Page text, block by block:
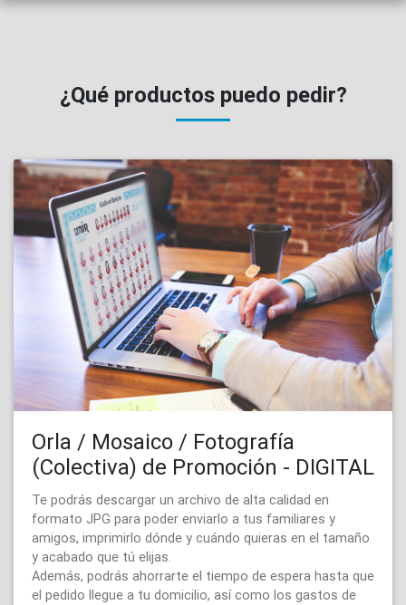
¿Qué productos puedo pedir?
Orla / Mosaico / Fotografía
(Colectiva) de Promoción - DIGITAL
Te podrás descargar un archivo de alta calidad en
formato JPG para poder enviarlo a tus familiares y
amigos, imprimirlo dónde y cuándo quieras en el tamaño
y acabado que tú elijas.
Además, podrás ahorrarte el tiempo de espera hasta que
el pedido llegue a tu domicilio, así como los gastos de